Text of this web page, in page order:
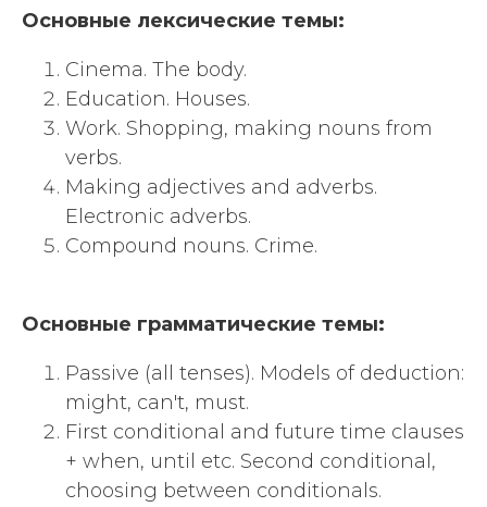
Основные лексические темы:
Cinema. The body.
Education. Houses.
Work. Shopping, making nouns from
verbs.
Making adjectives and adverbs.
Electronic adverbs.
Compound nouns. Crime.
Основные грамматические темы:
Passive (all tenses). Models of deduction:
might, can't, must.
First conditional and future time clauses
+ when, until etc. Second conditional,
choosing between conditionals.